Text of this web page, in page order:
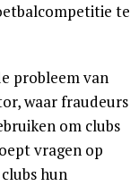
te
probleem van
waar fraudeurs
om clubs
vragen op
hun